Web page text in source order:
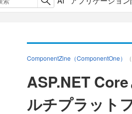
ComponentZine（ComponentOne）
ASP.NET
ルチプラット